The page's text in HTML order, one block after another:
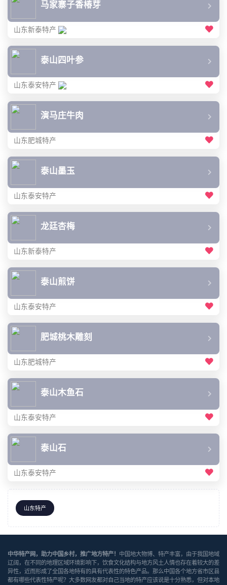
马家寨子香椿芽
山东新泰特产
泰山四叶参
山东泰安特产
演马庄牛肉
山东肥城特产
泰山墨玉
山东泰安特产
龙廷杏梅
山东新泰特产
泰山煎饼
山东泰安特产
肥城桃木雕刻
山东肥城特产
泰山木鱼石
山东泰安特产
泰山石
山东泰安特产
山东特产
中华特产网，助力中国乡村，推广地方特产！ 中国地大物博、特产丰富，由于我国地域
辽阔，在不同的地理区域环境影响下，饮食文化结构与地方风土人情也存在着较大的差
异性，近而形成了全国各地特有的具有代表性的特色产品。那么中国各个地方省市区县
都有哪些代表性特产呢？大多数网友都对自己当地的特产应该说是十分熟悉，但对本地